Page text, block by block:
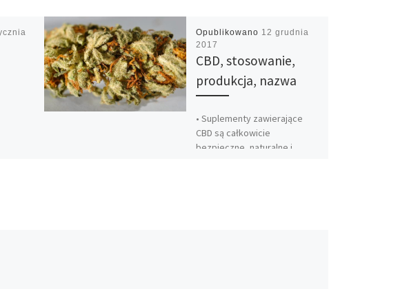
Opublikowano 12 grudnia
2017
CBD, stosowanie,
produkcja, nazwa
• Suplementy zawierające
CBD są całkowicie
bezpieczne, naturalne i